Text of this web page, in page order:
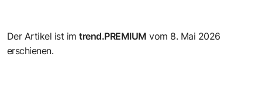
Der Artikel ist imtrend.PREMIUM vom 8. Mai 2026
erschienen.